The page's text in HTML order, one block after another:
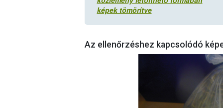
képek tömörítve
Az ellenőrzéshez kapcsolódó